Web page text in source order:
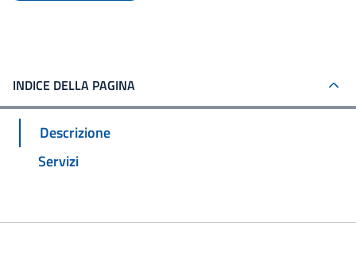
INDICE DELLA PAGINA
Descrizione
Servizi